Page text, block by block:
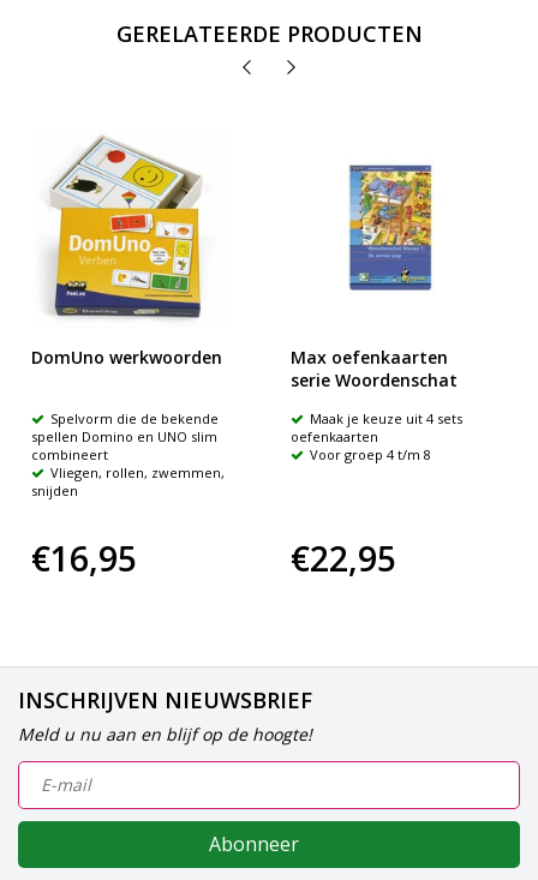
GERELATEERDE PRODUCTEN
DomUno werkwoorden
Spelvorm die de bekende
spellen Domino en UNO slim
combineert
Vliegen, rollen, zwemmen,
snijden
€16,95
Max oefenkaarten
serie Woordenschat
Maak je keuze uit 4 sets
oefenkaarten
Voor groep 4 t/m 8
€22,95
INSCHRIJVEN NIEUWSBRIEF
Meld u nu aan en blijf op de hoogte!
Abonneer